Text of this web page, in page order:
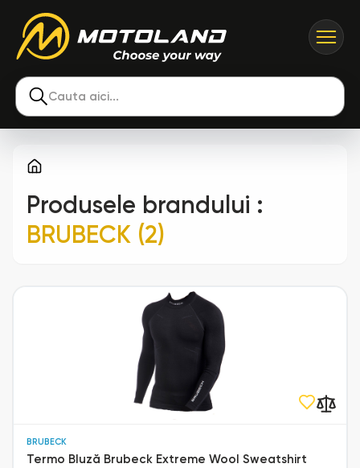
Cauta aici...
Produsele brandului :
BRUBECK (2)
BRUBECK
Termo Bluză Brubeck Extreme Wool Sweatshirt